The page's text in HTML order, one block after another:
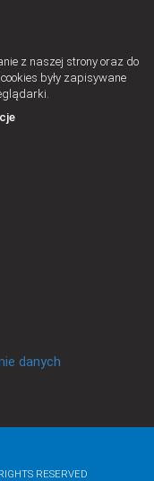
z naszej strony oraz do
były zapisywane
danych
RESERVED